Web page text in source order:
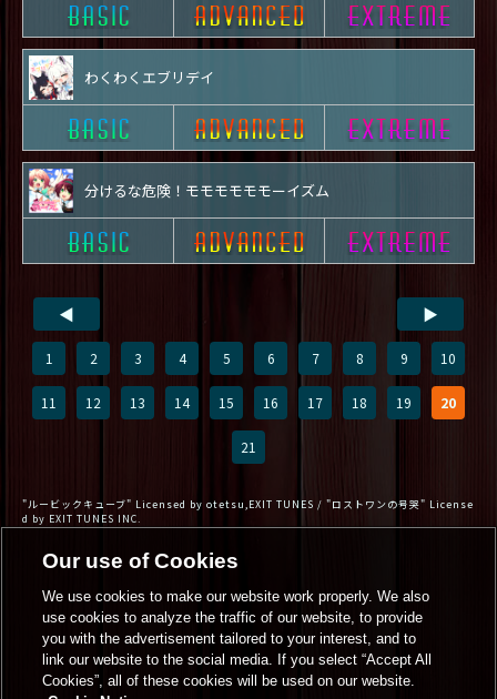
わくわくエブリデイ
分けるな危険！モモモモモモーイズム
◀
1 2 3 4 5 6 7 8 9 10
11 12 13 14 15 16 17 18 19 20
21
▶
"ルービックキューブ" Licensed by otetsu,EXIT TUNES / "ロストワンの号哭" License
d by EXIT TUNES INC.
Our use of Cookies
We use cookies to make our website work properly. We also
use cookies to analyze the traffic of our website, to provide
you with the advertisement tailored to your interest, and to
link our website to the social media. If you select “Accept All
Cookies”, all of these cookies will be used on our website.